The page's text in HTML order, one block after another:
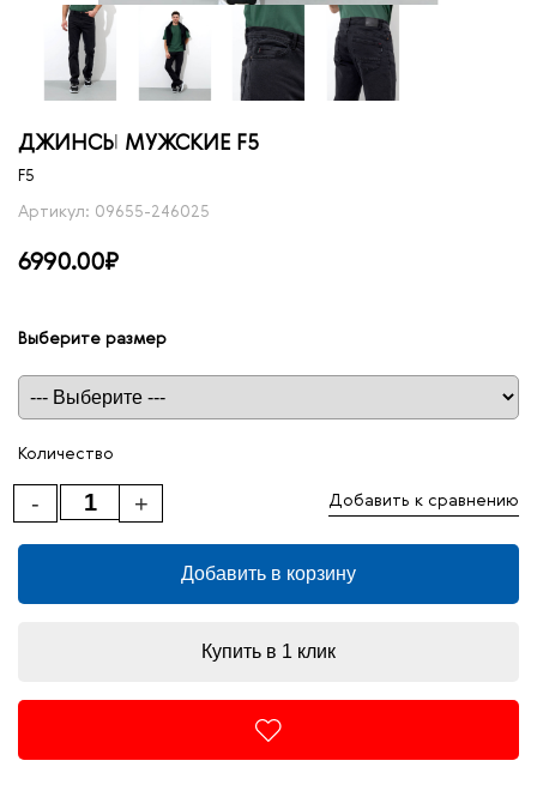
ДЖИНСЫ МУЖСКИЕ F5
F5
Артикул: 09655-246025
6990.00₽
Выберите размер
Таблица размеров
Количество
+
- Добавить к сравнению
Добавить в корзину
Купить в 1 клик